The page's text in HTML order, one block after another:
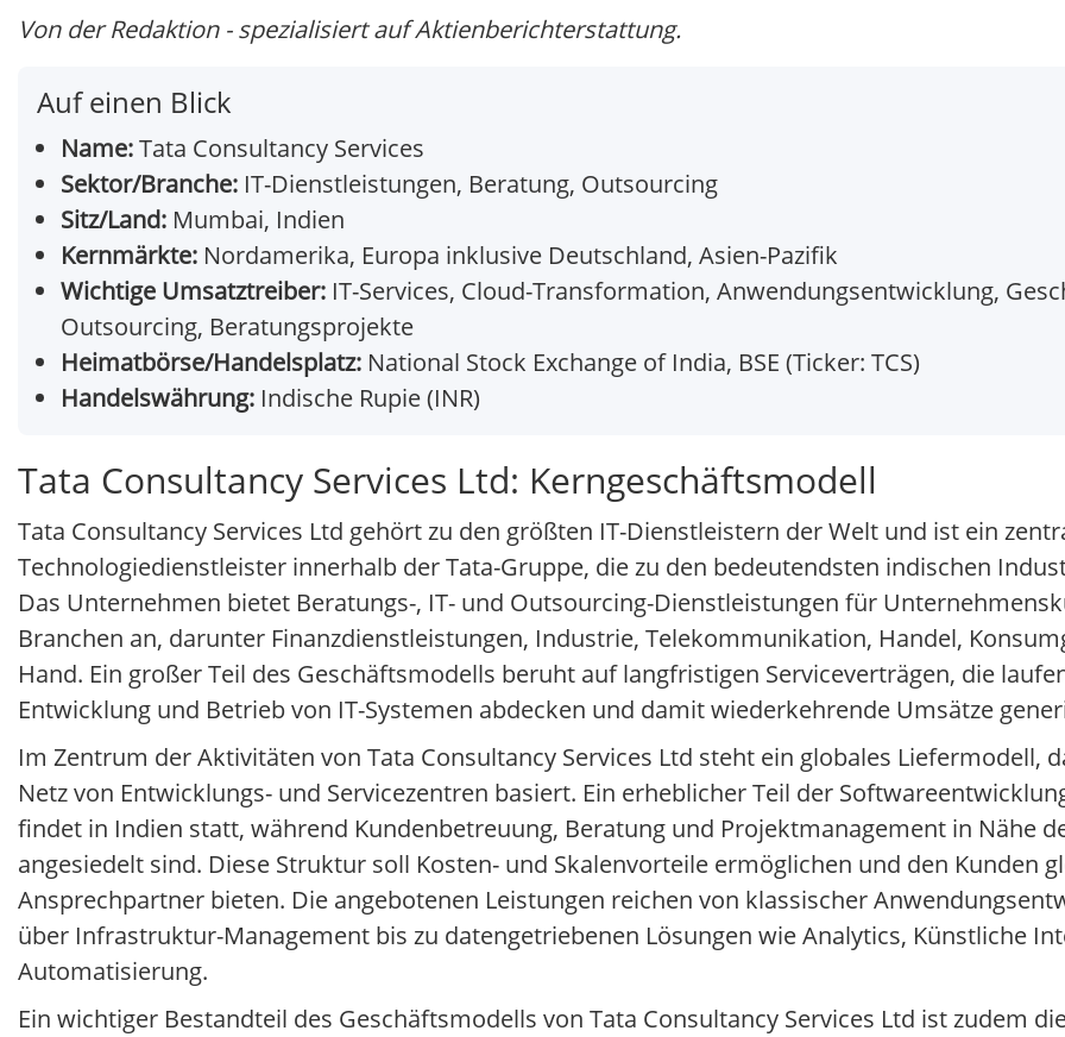
Von der Redaktion - spezialisiert auf Aktienberichterstattung.
Auf einen Blick
Name:Tata Consultancy Services
Sektor/Branche: IT-Dienstleistungen, Beratung, Outsourcing
Sitz/Land: Mumbai, Indien
Kernmärkte: Nordamerika, Europa inklusive Deutschland, Asien-Pazifik
Wichtige Umsatztreiber: IT-Services, Cloud-Transformation, Anwendungsentwicklung,
Outsourcing, Beratungsprojekte
Heimatbörse/Handelsplatz: National Stock Exchange of India, BSE (Ticker: TCS)
Handelswährung: Indische Rupie (INR)
Tata Consultancy Services Ltd: Kerngeschäftsmodell
Tata Consultancy Services Ltd gehört zu den größten IT-Dienstleistern der Welt und ist ein
Technologiedienstleister innerhalb der Tata-Gruppe, die zu den bedeutendsten indischen
Das Unternehmen bietet Beratungs-, IT- und Outsourcing-Dienstleistungen für
Branchen an, darunter Finanzdienstleistungen, Industrie, Telekommunikation, Handel,
Hand. Ein großer Teil des Geschäftsmodells beruht auf langfristigen Serviceverträgen, die
Entwicklung und Betrieb von IT-Systemen abdecken und damit wiederkehrende Umsätze
Im Zentrum der Aktivitäten von Tata Consultancy Services Ltd steht ein globales Liefermodell,
Netz von Entwicklungs- und Servicezentren basiert. Ein erheblicher Teil der
findet in Indien statt, während Kundenbetreuung, Beratung und Projektmanagement in Nähe
angesiedelt sind. Diese Struktur soll Kosten- und Skalenvorteile ermöglichen und den Kunden
Ansprechpartner bieten. Die angebotenen Leistungen reichen von klassischer
über Infrastruktur-Management bis zu datengetriebenen Lösungen wie Analytics, Künstliche
Automatisierung.
Ein wichtiger Bestandteil des Geschäftsmodells von Tata Consultancy Services Ltd ist zudem